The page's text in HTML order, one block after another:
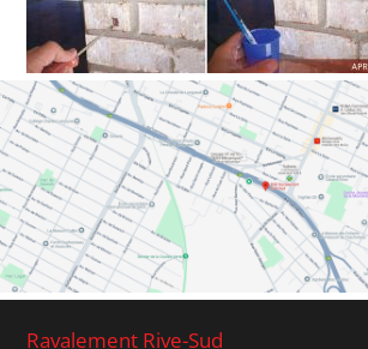
Ravalement Rive-Sud